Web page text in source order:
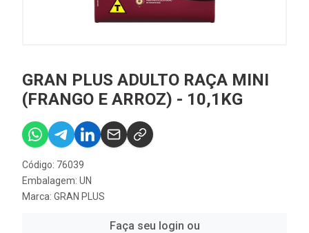
GRAN PLUS ADULTO RAÇA MINI
(FRANGO E ARROZ) - 10,1KG
Código: 76039
Embalagem: UN
Marca: GRAN PLUS
Faça seu login ou